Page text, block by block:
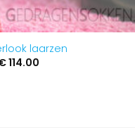
laarzen
114.00